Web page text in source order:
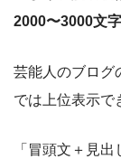
2000〜3000文
芸能人のブログ
では上位表示で
「冒頭文＋見